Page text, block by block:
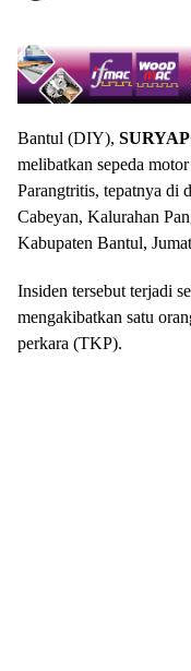
Bantul (DIY),
melibatkan sepeda
Parangtritis, tepatnya di
Cabeyan, Kalurahan
Kabupaten Bantul,
Insiden tersebut terjadi
mengakibatkan satu
perkara (TKP).